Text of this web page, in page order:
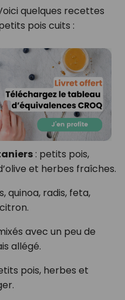
quelques recettes
pois cuits :
: petits pois,
et herbes fraîches.
quinoa, radis, feta,
avec un peu de
allégé.
pois, herbes et